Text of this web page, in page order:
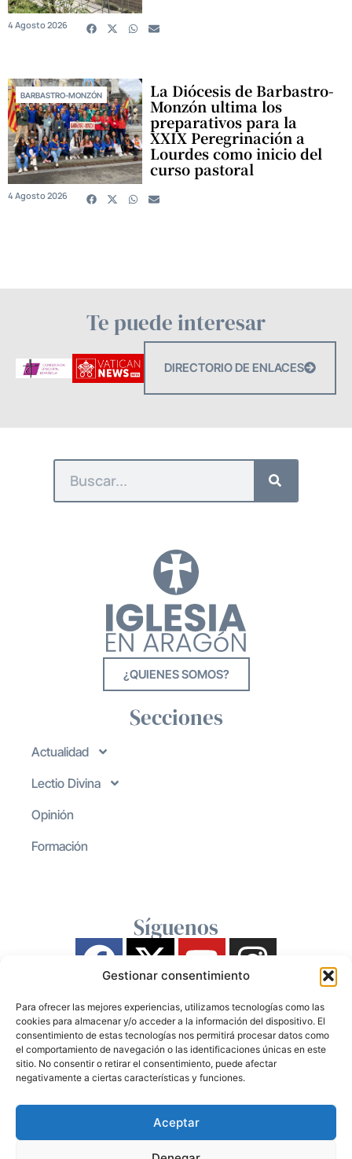
Gestionar consentimiento
Para ofrecer las mejores experiencias, utilizamos tecnologías como las
cookies para almacenar y/o acceder a la información del dispositivo. El
consentimiento de estas tecnologías nos permitirá procesar datos como
el comportamiento de navegación o las identificaciones únicas en este
sitio. No consentir o retirar el consentimiento, puede afectar
negativamente a ciertas características y funciones.
Aceptar
4 Agosto 2026
BARBASTRO-MONZÓN La Diócesis de Barbastro-
Monzón ultima los
preparativos para la
XXIX Peregrinación a
Lourdes como inicio del
curso pastoral
4 Agosto 2026
Te puede interesar
DIRECTORIO DE ENLACES
¿QUIENES SOMOS?
Secciones
Actualidad
Lectio Divina
Opinión
Formación
Síguenos